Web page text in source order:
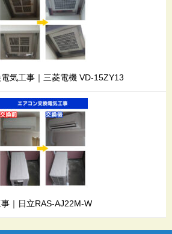
気工事｜三菱電機 VD-15ZY13
｜日立RAS-AJ22M-W